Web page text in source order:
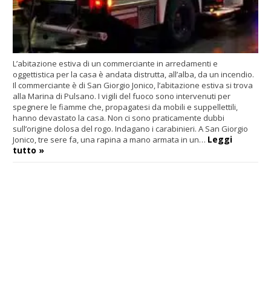
L’abitazione estiva di un commerciante in arredamenti e
oggettistica per la casa è andata distrutta, all’alba, da un incendio.
Il commerciante è di San Giorgio Jonico, l’abitazione estiva si trova
alla Marina di Pulsano. I vigili del fuoco sono intervenuti per
spegnere le fiamme che, propagatesi da mobili e suppellettili,
hanno devastato la casa. Non ci sono praticamente dubbi
sull’origine dolosa del rogo. Indagano i carabinieri. A San Giorgio
Jonico, tre sere fa, una rapina a mano armata in un… Leggi
tutto »